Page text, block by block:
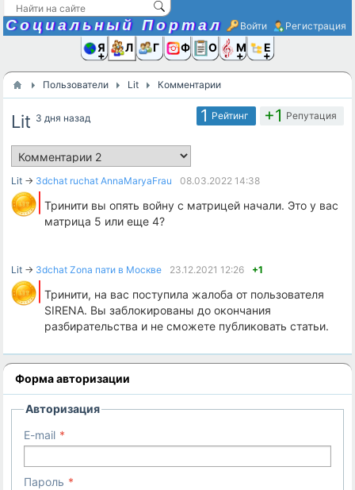
Социальный Портал Войти Регистрация
Я иЛюди
Группы
Фото Ещё
Пользователи Lit Комментарии
Lit 3 дня назад +1 Репутация
1 Рейтинг
Lit → 3dchat ruchat AnnaMaryaFrau 08.03.2022 14:38
Тринити вы опять войну с матрицей начали. Это у вас
матрица 5 или еще 4?
Lit → 3dchat Zona пати в Москве 23.12.2021 12:26 +1
Тринити, на вас поступила жалоба от пользователя
SIRENA. Вы заблокированы до окончания
разбирательства и не сможете публиковать статьи.
Форма авторизации
Авторизация
E-mail
Пароль